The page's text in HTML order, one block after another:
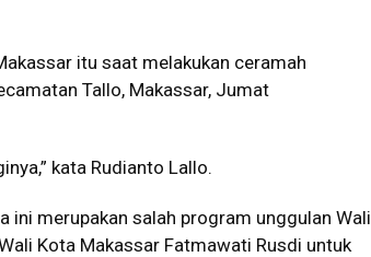
itu saat melakukan ceramah
Tallo, Makassar, Jumat
kata Rudianto Lallo.
ini merupakan salah program unggulan Wali
Kota Makassar Fatmawati Rusdi untuk